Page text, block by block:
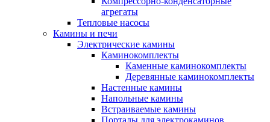
агрегаты
Тепловые насосы
Камины и печи
Электрические камины
Каминокомплекты
Каменные каминокомплекты
Деревянные каминокомплекты
Настенные камины
Напольные камины
Встраиваемые камины
Порталы для электрокаминов